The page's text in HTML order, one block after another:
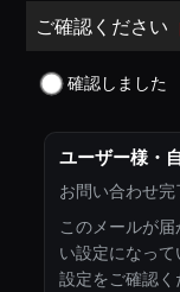
ご確認ください
確認しました
ユーザー様・
お問い合わせ完
このメールが
い設定になっ
設定をご確認く